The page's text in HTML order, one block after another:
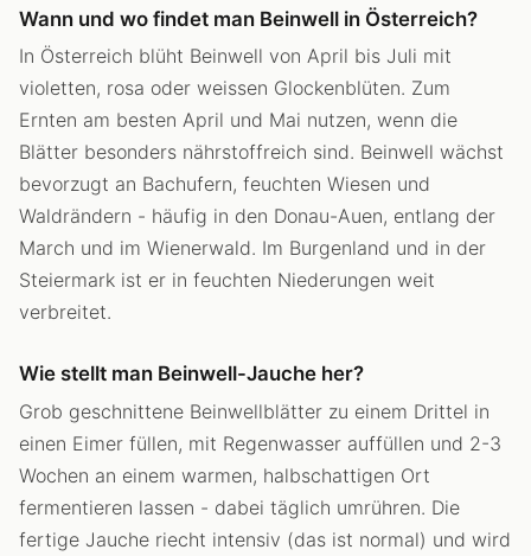
Wann und wo findet man Beinwell in Österreich?
In Österreich blüht Beinwell von April bis Juli mit
violetten, rosa oder weissen Glockenblüten. Zum
Ernten am besten April und Mai nutzen, wenn die
Blätter besonders nährstoffreich sind. Beinwell wächst
bevorzugt an Bachufern, feuchten Wiesen und
Waldrändern - häufig in den Donau-Auen, entlang der
March und im Wienerwald. Im Burgenland und in der
Steiermark ist er in feuchten Niederungen weit
verbreitet.
Wie stellt man Beinwell-Jauche her?
Grob geschnittene Beinwellblätter zu einem Drittel in
einen Eimer füllen, mit Regenwasser auffüllen und 2-3
Wochen an einem warmen, halbschattigen Ort
fermentieren lassen - dabei täglich umrühren. Die
fertige Jauche riecht intensiv (das ist normal) und wird